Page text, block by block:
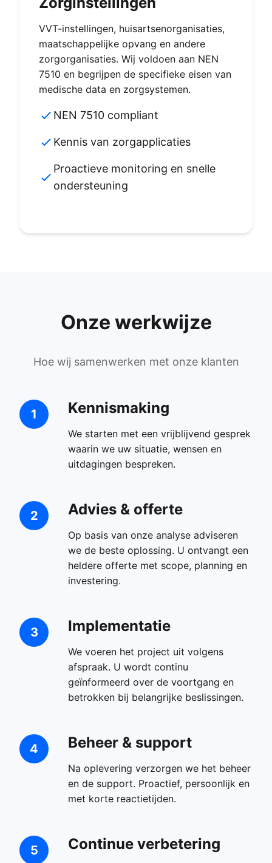
VVT-instellingen, huisartsenorganisaties,
maatschappelijke opvang en andere
zorgorganisaties. Wij voldoen aan NEN
7510 en begrijpen de specifieke eisen van
medische data en zorgsystemen.
NEN 7510 compliant
Kennis van zorgapplicaties
Proactieve monitoring en snelle
ondersteuning
Onze werkwijze
Hoe wij samenwerken met onze klanten
1 Kennismaking
We starten met een vrijblijvend gesprek
waarin we uw situatie, wensen en
uitdagingen bespreken.
2 Advies & offerte
Op basis van onze analyse adviseren
we de beste oplossing. U ontvangt een
heldere offerte met scope, planning en
investering.
3 Implementatie
We voeren het project uit volgens
afspraak. U wordt continu
geïnformeerd over de voortgang en
betrokken bij belangrijke beslissingen.
4 Beheer & support
Na oplevering verzorgen we het beheer
en de support. Proactief, persoonlijk en
met korte reactietijden.
5 Continue verbetering